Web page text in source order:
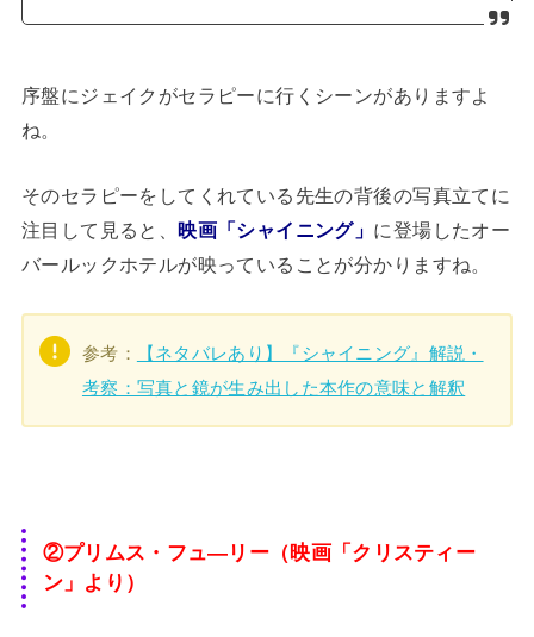
序盤にジェイクがセラピーに行くシーンがありますよ
ね。
そのセラピーをしてくれている先生の背後の写真立てに
注目して見ると、映画「シャイニング」 に登場したオー
バールックホテルが映っていることが分かりますね。
参考：
【ネタバレあり】『シャイニング』解説・
考察：写真と鏡が生み出した本作の意味と解釈
②プリムス・フュ―リー（映画「クリスティー
ン」より）